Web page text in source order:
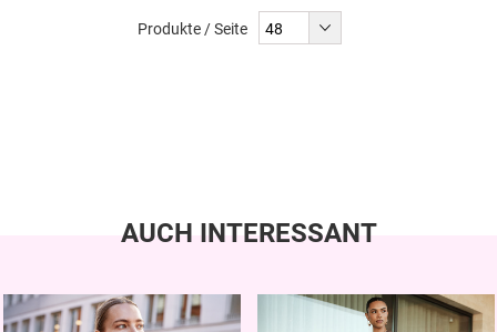
Produkte / Seite
AUCH INTERESSANT